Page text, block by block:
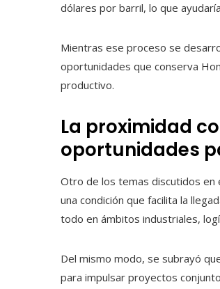
dólares por barril, lo que
Mientras ese proceso se
oportunidades que conserva
productivo.
La proximidad
oportunidades
Otro de los temas discutidos en
una condición que facilita la
todo en ámbitos industriales,
Del mismo modo, se subrayó
para impulsar proyectos